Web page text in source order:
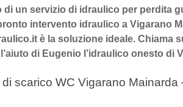
di un servizio di idraulico per perdita
intervento idraulico a Vigarano
è la soluzione ideale. Chiama
di Eugenio l’idraulico onesto di
scarico WC Vigarano